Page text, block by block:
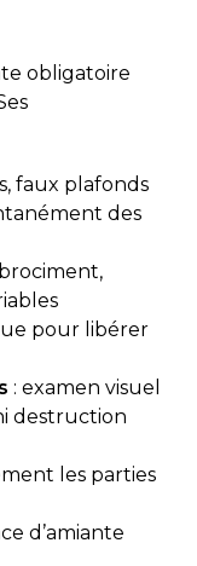
obligatoire
faux plafonds
des
pour libérer
: examen visuel
destruction
les parties
d’amiante